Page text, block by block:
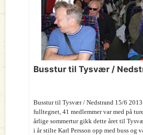
Busstur til Tysvær /
Busstur til Tysvær / Nedstrand 15/6
fulltegnet, 41 medlemmer var med på
årlige sommertur gikk dette året til
i år stilte Karl Persson opp med buss og